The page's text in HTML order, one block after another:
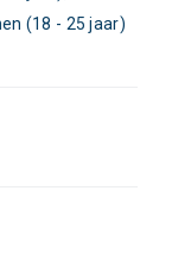
(18 - 25 jaar)